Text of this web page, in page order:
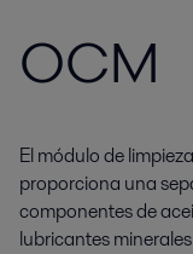
OCM
El módulo de
proporciona una
componentes de
lubricantes